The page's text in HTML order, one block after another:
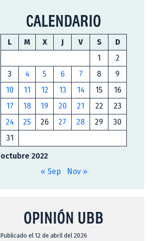
CALENDARIO
octubre 2022
L M X J V S
D
1
2
3
4 5 6 7 8
9
10
11 12 13 14 15
16
17
18 19 20 21 22
23
24
25 26 27 28 29
30
31
« Sep Nov »
OPINIÓN UBB
Publicado el 12 de abril del 2026